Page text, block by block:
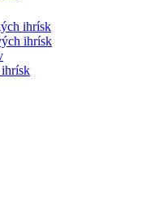
ihrísk
ihrísk